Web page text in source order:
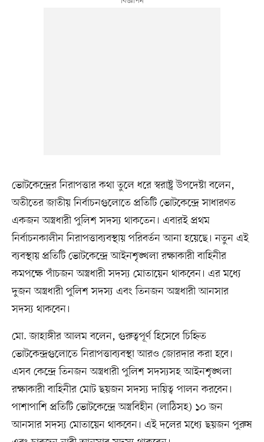
ভোটকেন্দ্রের নিরাপত্তার কথা তুলে ধরে স্বরাষ্ট্র উপদেষ্টা বলেন,
অতীতের জাতীয় নির্বাচনগুলোতে প্রতিটি ভোটকেন্দ্রে সাধারণত
একজন অস্ত্রধারী পুলিশ সদস্য থাকতেন। এবারই প্রথম
নির্বাচনকালীন নিরাপত্তাব্যবস্থায় পরিবর্তন আনা হয়েছে। নতুন এই
ব্যবস্থায় প্রতিটি ভোটকেন্দ্রে আইনশৃঙ্খলা রক্ষাকারী বাহিনীর
কমপক্ষে পাঁচজন অস্ত্রধারী সদস্য মোতায়েন থাকবেন। এর মধ্যে
দুজন অস্ত্রধারী পুলিশ সদস্য এবং তিনজন অস্ত্রধারী আনসার
সদস্য থাকবেন।
মো. জাহাঙ্গীর আলম বলেন, গুরুত্বপূর্ণ হিসেবে চিহ্নিত
ভোটকেন্দ্রগুলোতে নিরাপত্তাব্যবস্থা আরও জোরদার করা হবে।
এসব কেন্দ্রে তিনজন অস্ত্রধারী পুলিশ সদস্যসহ আইনশৃঙ্খলা
রক্ষাকারী বাহিনীর মোট ছয়জন সদস্য দায়িত্ব পালন করবেন।
পাশাপাশি প্রতিটি ভোটকেন্দ্রে অস্ত্রবিহীন (লাঠিসহ) ১০ জন
আনসার সদস্য মোতায়েন থাকবেন। এই দলের মধ্যে ছয়জন পুরুষ